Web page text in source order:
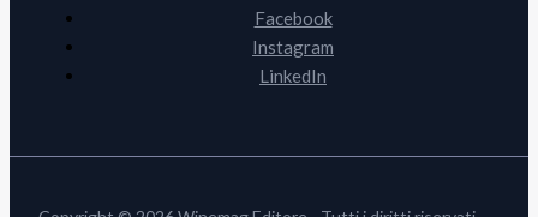
Facebook
Instagram
LinkedIn